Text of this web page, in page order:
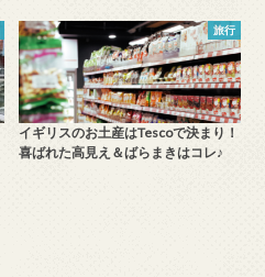
旅行
イギリスのお土産はTescoで決まり！
喜ばれた高見え＆ばらまきはコレ♪